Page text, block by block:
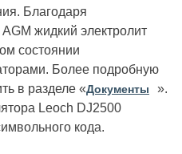
Благодаря
жидкий электролит
состоянии
Более подробную
в разделе «Документы
».
Leoch DJ2500
кода.